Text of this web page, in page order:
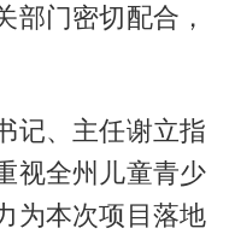
部门密切配合，
记、主任谢立指
视全州儿童青少
为本次项目落地